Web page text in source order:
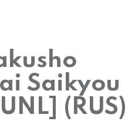
Saikyou
(RUS)